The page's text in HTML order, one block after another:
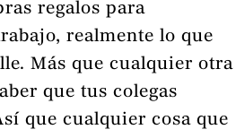
regalos para
realmente lo que
Más que cualquier otra
que tus colegas
que cualquier cosa que